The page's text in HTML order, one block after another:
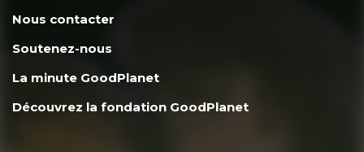
Nous contacter
Soutenez-nous
La minute GoodPlanet
Découvrez la fondation GoodPlanet